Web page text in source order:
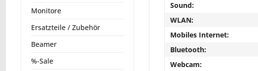
Monitore
Ersatzteile / Zubehör
Beamer
%-Sale
Sound:
WLAN:
Mobiles Internet:
Bluetooth:
Webcam: